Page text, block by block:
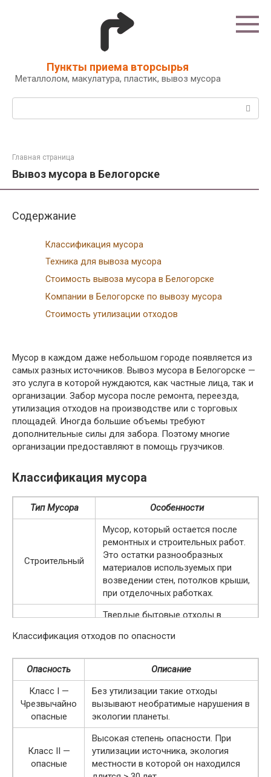
Пункты приема вторсырья
Металлолом, макулатура, пластик, вывоз мусора
Поиск:
Главная страница
Вывоз мусора в Белогорске
Содержание
Классификация мусора
Техника для вывоза мусора
Стоимость вывоза мусора в Белогорске
Компании в Белогорске по вывозу мусора
Стоимость утилизации отходов
Мусор в каждом даже небольшом городе появляется из
самых разных источников. Вывоз мусора в Белогорске —
это услуга в которой нуждаются, как частные лица, так и
организации. Забор мусора после ремонта, переезда,
утилизация отходов на производстве или с торговых
площадей. Иногда большие объемы требуют
дополнительные силы для забора. Поэтому многие
организации предоставляют в помощь грузчиков.
Классификация мусора
Тип Мусора Особенности
Строительный
Мусор, который остается после
ремонтных и строительных работ.
Это остатки разнообразных
материалов используемых при
возведении стен, потолков крыши,
при отделочных работках.
Твердые бытовые отходы в
специальные мусорные полигоны.
которых остается ориентировочно
10 процентов ТБО
Промышленные
Отходы на производстве могут
подразделяться на опасные
(токсичные) и инертные. В первом
случае требуется утилизация.
Остальные вывозятся на
мусорные полигоны.
Классификация отходов по опасности
Опасность
Описание
Класс I —
Чрезвычайно
опасные
Без утилизации такие отходы
вызывают необратимые нарушения в
экологии планеты.
Класс II —
опасные
Высокая степень опасности. При
утилизации источника, экология
местности в которой он находился